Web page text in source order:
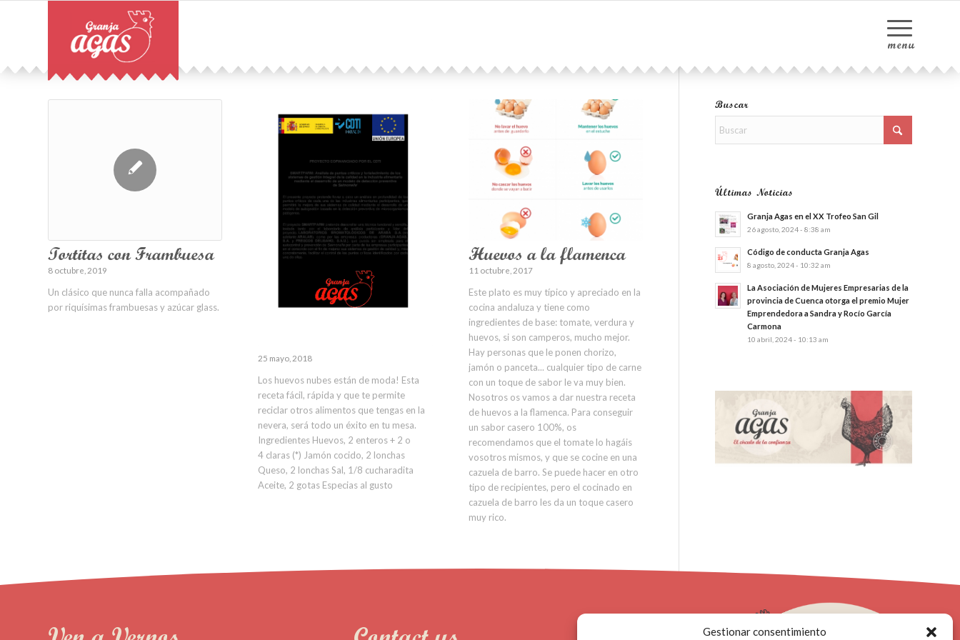
Gestionar consentimiento
Tortitas con Frambuesa
8 octubre, 2019
Un clásico que nunca falla acompañado
por riquísimas frambuesas y azúcar glass.
25 mayo, 2018
Los huevos nubes están de moda! Esta
receta fácil, rápida y que te permite
reciclar otros alimentos que tengas en la
nevera, será todo un éxito en tu mesa.
Ingredientes Huevos, 2 enteros + 2 o
4 claras (*) Jamón cocido, 2 lonchas
Queso, 2 lonchas Sal, 1/8 cucharadita
Aceite, 2 gotas Especias al gusto
Huevos a la flamenca
11 octubre, 2017
Este plato es muy típico y apreciado en la
cocina andaluza y tiene como
ingredientes de base: tomate, verdura y
huevos, si son camperos, mucho mejor.
Hay personas que le ponen chorizo,
jamón o panceta... cualquier tipo de carne
con un toque de sabor le va muy bien.
Nosotros os vamos a dar nuestra receta
de huevos a la flamenca. Para conseguir
un sabor casero 100%, os
recomendamos que el tomate lo hagáis
vosotros mismos, y que se cocine en una
cazuela de barro. Se puede hacer en otro
tipo de recipientes, pero el cocinado en
cazuela de barro les da un toque casero
muy rico.
Buscar
Últimas Noticias
Granja Agas en el XX Trofeo San Gil
26 agosto, 2024 - 8:38 am
Código de conducta Granja Agas
8 agosto, 2024 - 10:32 am
La Asociación de Mujeres Empresarias de la
provincia de Cuenca otorga el premio Mujer
Emprendedora a Sandra y Rocío García
Carmona
10 abril, 2024 - 10:13 am